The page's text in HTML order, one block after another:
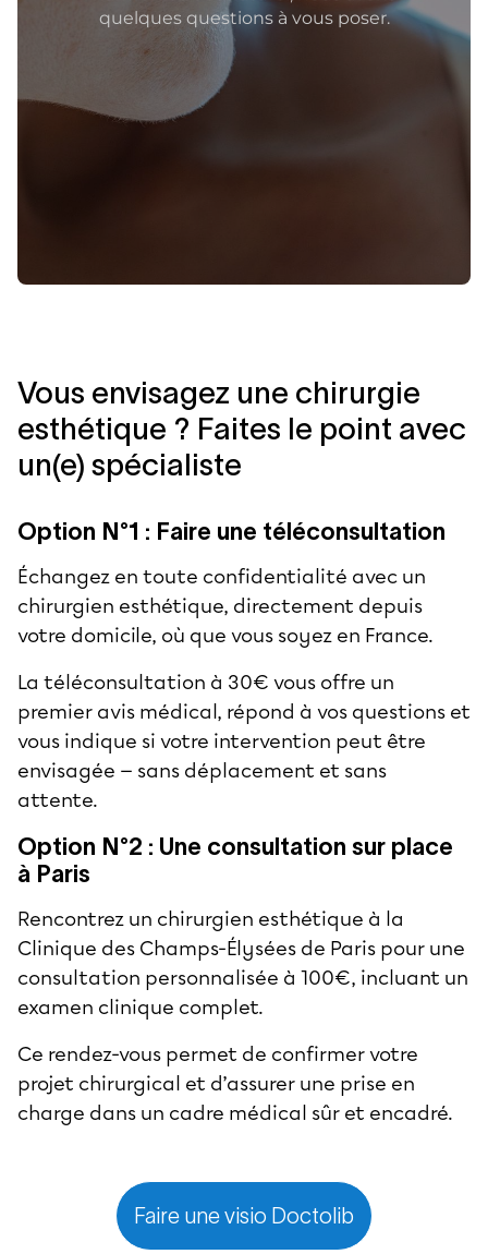
Vous envisagez une chirurgie
esthétique ? Faites le point avec
un(e) spécialiste
Option N°1 : Faire une téléconsultation
Échangez en toute confidentialité avec un
chirurgien esthétique, directement depuis
votre domicile, où que vous soyez en France.
La téléconsultation à 30€ vous offre un
premier avis médical, répond à vos questions et
vous indique si votre intervention peut être
envisagée — sans déplacement et sans
attente.
Option N°2 : Une consultation sur place
à Paris
Rencontrez un chirurgien esthétique à la
Clinique des Champs-Élysées de Paris pour une
consultation personnalisée à 100€, incluant un
examen clinique complet.
Ce rendez-vous permet de confirmer votre
projet chirurgical et d’assurer une prise en
charge dans un cadre médical sûr et encadré.
Faire une visio Doctolib